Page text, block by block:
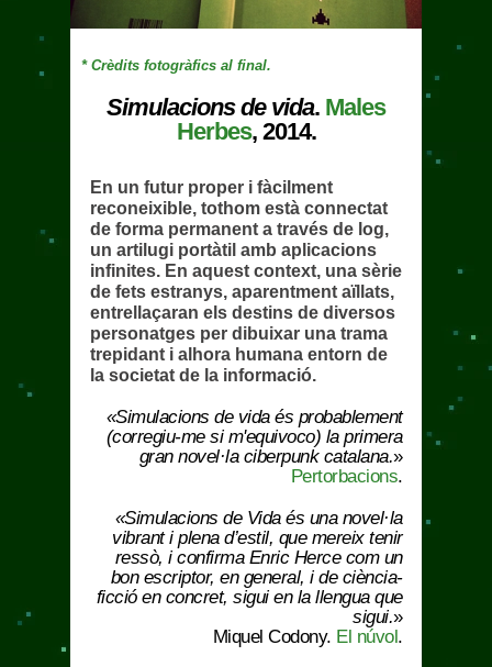
* Crèdits fotogràfics al final.
Simulacions de vida. Males
Herbes, 2014.
En un futur proper i fàcilment
reconeixible, tothom està connectat
de forma permanent a través de log,
un artilugi portàtil amb aplicacions
infinites. En aquest context, una sèrie
de fets estranys, aparentment aïllats,
entrellaçaran els destins de diversos
personatges per dibuixar una trama
trepidant i alhora humana entorn de
la societat de la informació.
«Simulacions de vida és probablement
(corregiu-me si m'equivoco) la primera
gran novel·la ciberpunk catalana.»
Pertorbacions.
«Simulacions de Vida és una novel·la
vibrant i plena d’estil, que mereix tenir
ressò, i confirma Enric Herce com un
bon escriptor, en general, i de ciència-
ficció en concret, sigui en la llengua que
sigui.»
Miquel Codony. El núvol.